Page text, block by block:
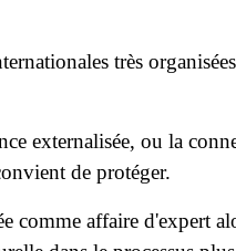
très
externalisée, ou la
de protéger.
comme affaire d'expert